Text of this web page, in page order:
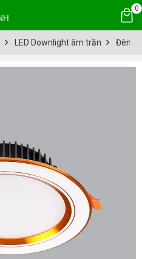
0
LED Downlight âm trần Đèn